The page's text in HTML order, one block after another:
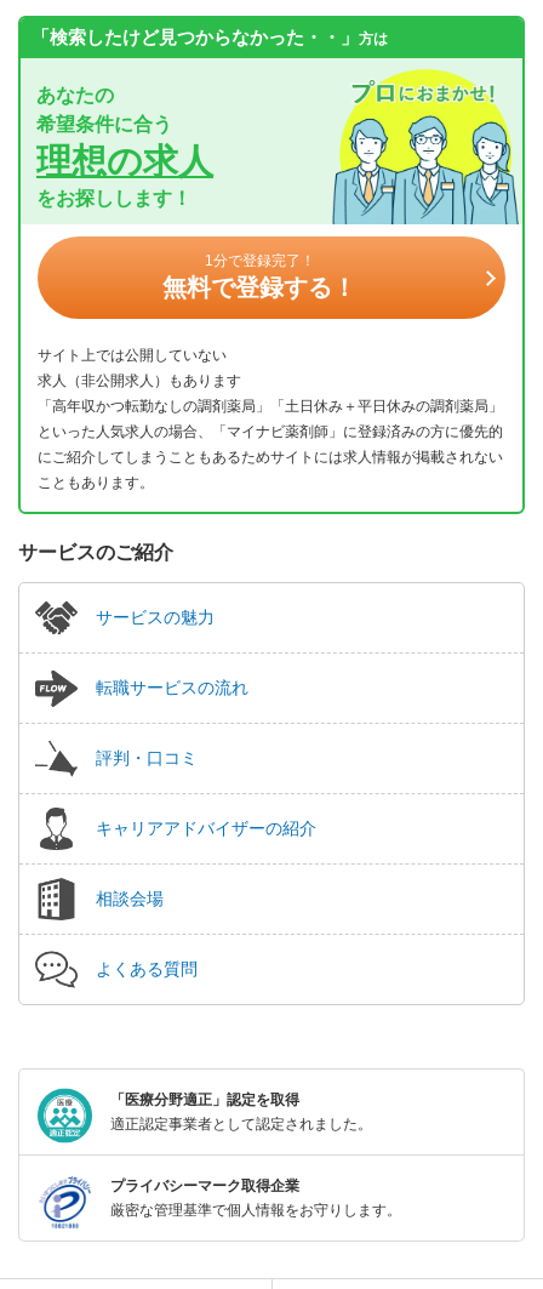
「検索したけど見つからなかった・・」 方は
あなたの
希望条件に合う
理想の求人
をお探しします！
1分で登録完了！
無料で登録する！
サイト上では公開していない
求人（非公開求人）もあります
「高年収かつ転勤なしの調剤薬局」「土日休み＋平日休みの調剤薬局」
といった人気求人の場合、「マイナビ薬剤師」に登録済みの方に優先的
にご紹介してしまうこともあるためサイトには求人情報が掲載されない
こともあります。
サービスのご紹介
サービスの魅力
転職サービスの流れ
評判・口コミ
キャリアアドバイザーの紹介
相談会場
よくある質問
「医療分野適正」認定を取得
適正認定事業者として認定されました。
プライバシーマーク取得企業
厳密な管理基準で個人情報をお守りします。